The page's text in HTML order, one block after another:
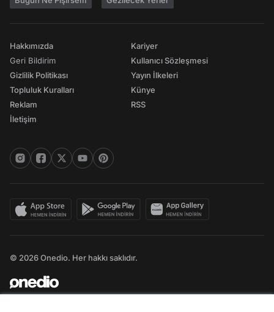
Hakkımızda
Geri Bildirim
Gizlilik Politikası
Topluluk Kuralları
Reklam
İletişim
Kariyer
Kullanıcı Sözleşmesi
Yayın İlkeleri
Künye
RSS
© 2026 Onedio. Her hakkı saklıdır.